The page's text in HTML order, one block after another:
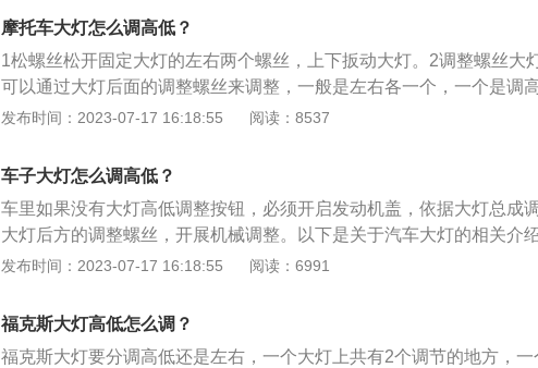
摩托车大灯怎么调高低？
1松螺丝松开固定大灯的左右两个螺丝，上下扳动大灯。2调整螺丝大
可以通过大灯后面的调整螺丝来调整，一般是左右各一个，一个是调
是调左右。
发布时间：2023-07-17 16:18:55 阅读：8537
车子大灯怎么调高低？
车里如果没有大灯高低调整按钮，必须开启发动机盖，依据大灯总成
大灯后方的调整螺丝，开展机械调整。以下是关于汽车大灯的相关介
灯：将方向盘左侧的灯光组合拨杆向前推一下，远光灯亮起。拨杆扳回
按钮向外拉出一格，前雾灯亮。后雾灯是将按钮再向外拉出一格，后雾
起。
发布时间：2023-07-17 16:18:55 阅读：6991
福克斯大灯高低怎么调？
福克斯大灯要分调高低还是左右，一个大灯上共有2个调节的地方，一